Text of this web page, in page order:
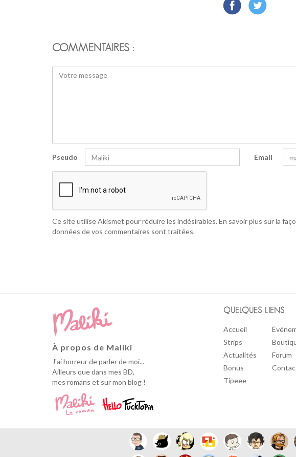
COMMENTAIRES :
Pseudo Email
Ce site utilise Akismet pour réduire les indésirables.En savoir plus sur la
données de vos commentaires sont traitées.
À propos de Maliki
J'ai horreur de parler de moi...
Ailleurs que dans mes BD,
mes romans et sur mon blog !
QUELQUES LIENS
Accueil
Strips
Actualités
Bonus
Tipeee
Forum